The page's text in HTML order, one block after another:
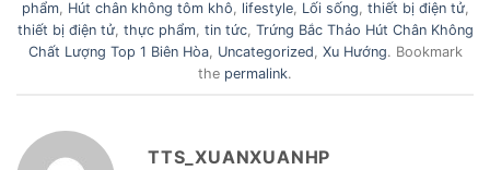
phẩm, Hút chân không tôm khô, lifestyle, Lối sống, thiết bị điện tử,
thiết bị điện tử, thực phẩm, tin tức, Trứng Bắc Thảo Hút Chân Không
Chất Lượng Top 1 Biên Hòa, Uncategorized, Xu Hướng. Bookmark
the permalink.
TTS_XUANXUANHP